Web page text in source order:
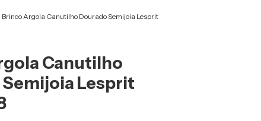
Brinco Argola Canutilho Dourado Semijoia Lesprit
Canutilho
Lesprit